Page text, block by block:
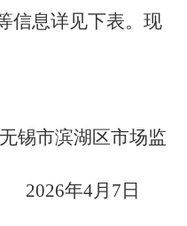
信息详见下表。现
无锡市滨湖区市场监
年4月7日